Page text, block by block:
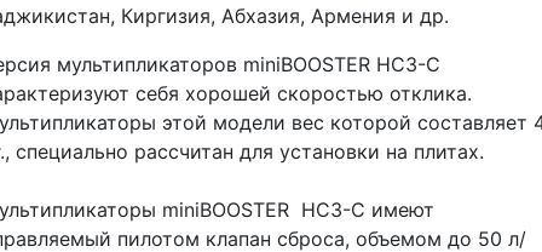
Киргизия, Абхазия, Армения и др.
мультипликаторов miniBOOSTER HC3-C
себя хорошей скоростью отклика.
этой модели вес которой составляет
специально рассчитан для установки на плитах.
miniBOOSTER HC3-C имеют
пилотом клапан сброса, объемом до 50 л/